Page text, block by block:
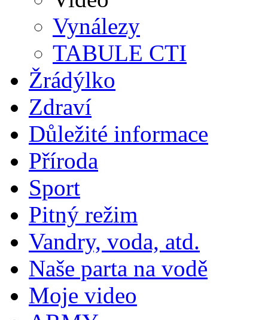
Vynálezy
TABULE CTI
Žrádýlko
Zdraví
Důležité informace
Příroda
Sport
Pitný režim
Vandry, voda, atd.
Naše parta na vodě
Moje video